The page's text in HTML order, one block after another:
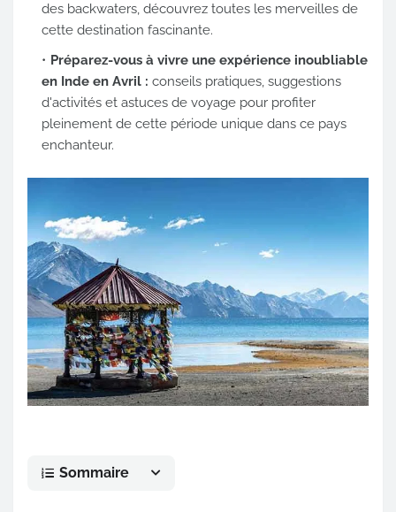
des backwaters, découvrez toutes les merveilles de
cette destination fascinante.
Préparez-vous à vivre une expérience inoubliable
en Inde en Avril : conseils pratiques, suggestions
d'activités et astuces de voyage pour profiter
pleinement de cette période unique dans ce pays
enchanteur.
Sommaire